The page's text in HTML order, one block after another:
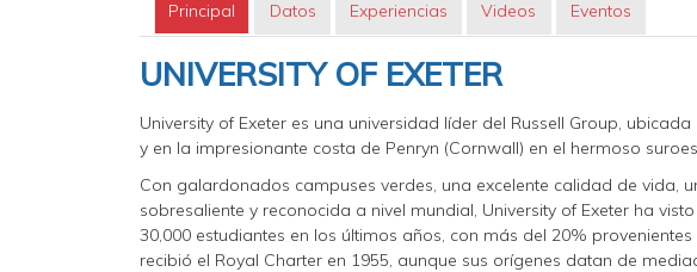
Principal Datos Experiencias Videos Eventos
UNIVERSITY OF EXETER
University of Exeter es una universidad líder del Russell Group,
y en la impresionante costa de Penryn (Cornwall) en el hermoso
Con galardonados campuses verdes, una excelente calidad de vida,
sobresaliente y reconocida a nivel mundial, University of Exeter ha
30,000 estudiantes en los últimos años, con más del 20%
recibió el Royal Charter en 1955, aunque sus orígenes datan de